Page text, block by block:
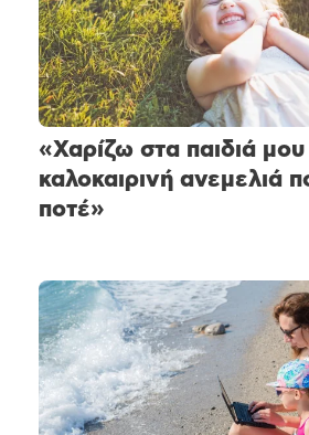
«Χαρίζω στα παιδιά
καλοκαιρινή ανεμελιά
ποτέ»